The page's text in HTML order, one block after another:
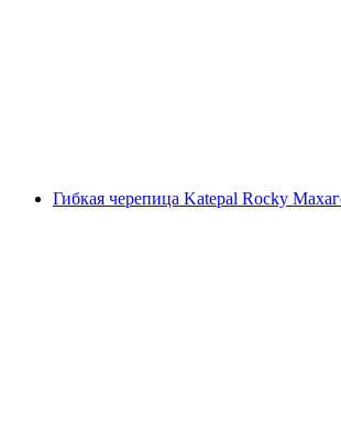
Гибкая черепица Katepal Rocky